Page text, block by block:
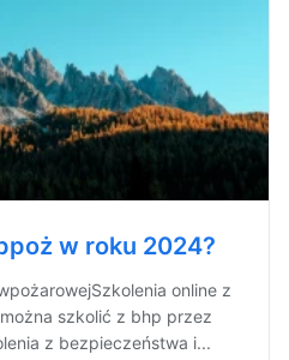
w roku 2024?
online z
szkolić z bhp przez
z bezpieczeństwa i...